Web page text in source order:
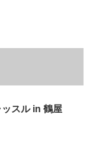
スル in 鶴屋